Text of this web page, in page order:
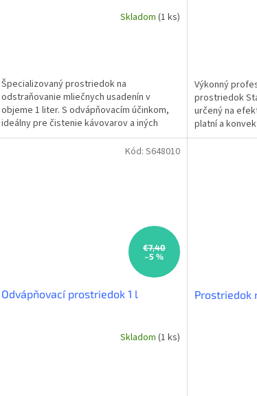
Skladom (1 ks)
Špecializovaný prostriedok na
odstraňovanie mliečnych usadenín v
objeme 1 liter. S odvápňovacím účinkom,
ideálny pre čistenie kávovarov a iných
zariadení v profesionálnych...
Výkonný
prostriedok
určený na
platní a
najodolnejšie...
€7,40
–5 %
Odvápňovací prostriedok 1 l
Skladom (1 ks)
Kód: S648010
Prostriedok